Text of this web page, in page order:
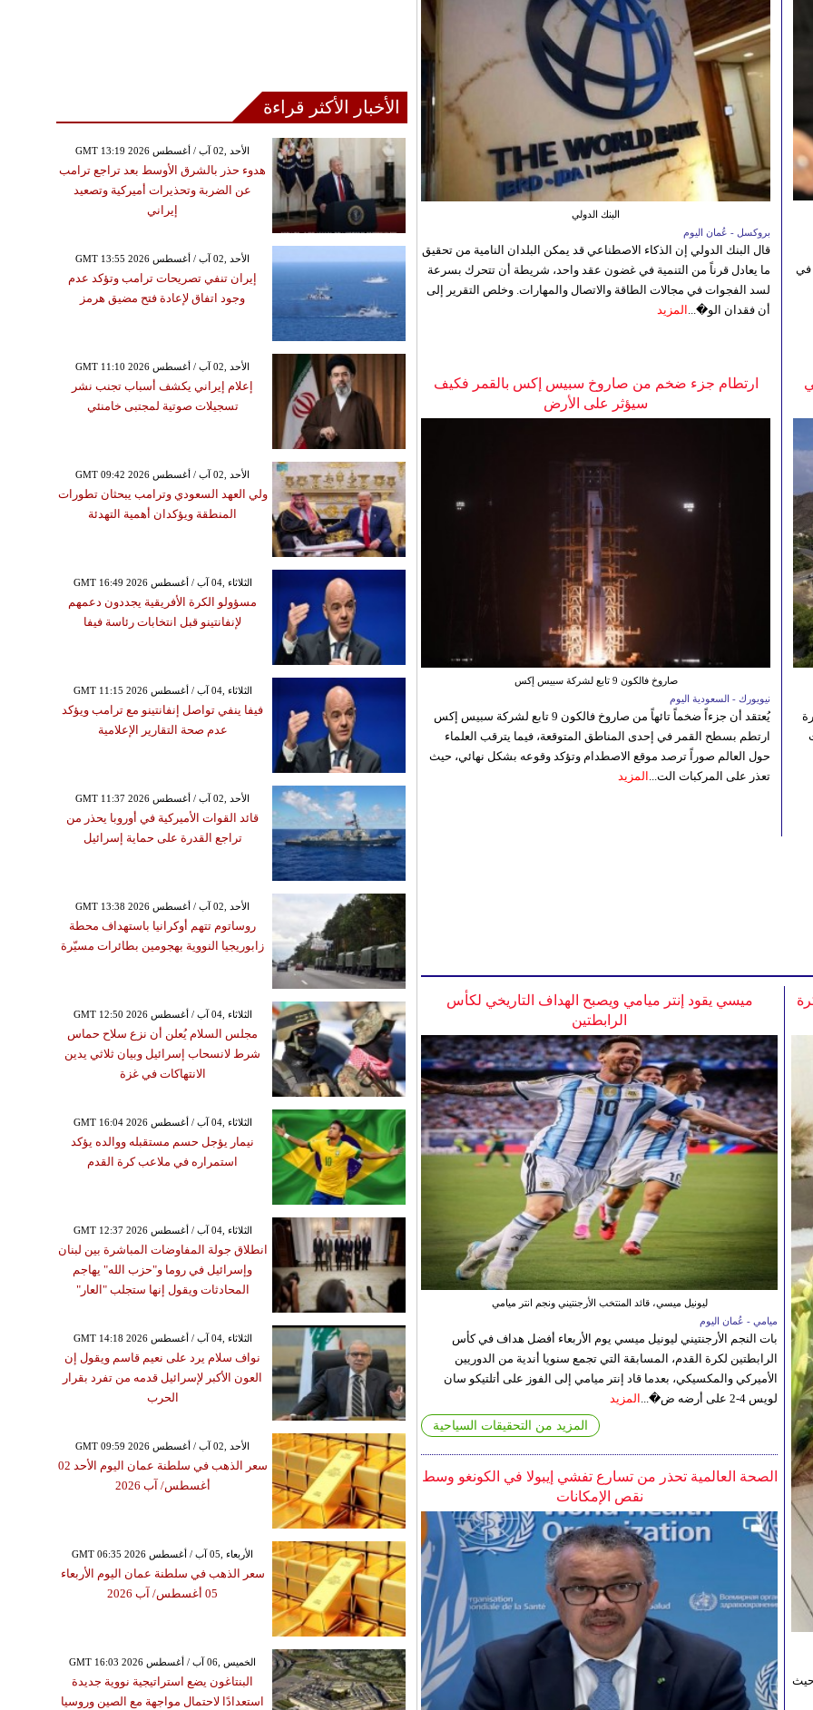
البنك الدولي
بروكسل - عُمان اليوم
قال البنك الدولي إن الذكاء الاصطناعي قد يمكن البلدان النامية من تحقيق
ما يعادل قرناً من التنمية في غضون عقد واحد، شريطة أن تتحرك بسرعة
لسد الفجوات في مجالات الطاقة والاتصال والمهارات. وخلص التقرير إلى
أن فقدان الو�... المزيد
في
ارتطام جزء ضخم من صاروخ سبيس إكس بالقمر فكيف
سيؤثر على الأرض
صاروخ فالكون 9 تابع لشركة سبيس إكس
نيويورك - السعودية اليوم
يُعتقد أن جزءاً ضخماً تائهاً من صاروخ فالكون 9 تابع لشركة سبيس إكس
ارتطم بسطح القمر في إحدى المناطق المتوقعة، فيما يترقب العلماء
حول العالم صوراً ترصد موقع الاصطدام وتؤكد وقوعه بشكل نهائي، حيث
تعذر على المركبات الت... المزيد
ميسي يقود إنتر ميامي ويصبح الهداف التاريخي لكأس
الرابطتين
ليونيل ميسي، قائد المنتخب الأرجنتيني ونجم انتر ميامي
ميامي - عُمان اليوم
بات النجم الأرجنتيني ليونيل ميسي يوم الأربعاء أفضل هداف في كأس
الرابطتين لكرة القدم، المسابقة التي تجمع سنويا أندية من الدوريين
الأميركي والمكسيكي، بعدما قاد إنتر ميامي إلى الفوز على أتلتيكو سان
لويس 4-2 على أرضه ض�...
المزيد
المزيد من التحقيقات السياحية
الصحة العالمية تحذر من تسارع تفشي إيبولا في الكونغو وسط
نقص الإمكانات
حيث
الأخبار الأكثر قراءة
GMT 13:19 2026 الأحد ,02 آب / أغسطس
هدوء حذر بالشرق الأوسط بعد تراجع ترامب
عن الضربة وتحذيرات أميركية وتصعيد
إيراني
GMT 13:55 2026 الأحد ,02 آب / أغسطس
إيران تنفي تصريحات ترامب وتؤكد عدم
وجود اتفاق لإعادة فتح مضيق هرمز
GMT 11:10 2026 الأحد ,02 آب / أغسطس
إعلام إيراني يكشف أسباب تجنب نشر
تسجيلات صوتية لمجتبى خامنئي
GMT 09:42 2026 الأحد ,02 آب / أغسطس
ولي العهد السعودي وترامب يبحثان تطورات
المنطقة ويؤكدان أهمية التهدئة
GMT 16:49 2026 الثلاثاء ,04 آب / أغسطس
مسؤولو الكرة الأفريقية يجددون دعمهم
لإنفانتينو قبل انتخابات رئاسة فيفا
GMT 11:15 2026 الثلاثاء ,04 آب / أغسطس
فيفا ينفي تواصل إنفانتينو مع ترامب ويؤكد
عدم صحة التقارير الإعلامية
GMT 11:37 2026 الأحد ,02 آب / أغسطس
قائد القوات الأميركية في أوروبا يحذر من
تراجع القدرة على حماية إسرائيل
GMT 13:38 2026 الأحد ,02 آب / أغسطس
روساتوم تتهم أوكرانيا باستهداف محطة
زابوريجيا النووية بهجومين بطائرات مسيّرة
GMT 12:50 2026 الثلاثاء ,04 آب / أغسطس
مجلس السلام يُعلن أن نزع سلاح حماس
شرط لانسحاب إسرائيل وبيان ثلاثي يدين
الانتهاكات في غزة
GMT 16:04 2026 الثلاثاء ,04 آب / أغسطس
نيمار يؤجل حسم مستقبله ووالده يؤكد
استمراره في ملاعب كرة القدم
GMT 12:37 2026 الثلاثاء ,04 آب / أغسطس
انطلاق جولة المفاوضات المباشرة بين لبنان
وإسرائيل في روما و"حزب الله" يهاجم
المحادثات ويقول إنها ستجلب "العار"
GMT 14:18 2026 الثلاثاء ,04 آب / أغسطس
نواف سلام يرد على نعيم قاسم ويقول إن
العون الأكبر لإسرائيل قدمه من تفرد بقرار
الحرب
GMT 09:59 2026 الأحد ,02 آب / أغسطس
سعر الذهب في سلطنة عمان اليوم الأحد 02
أغسطس/ آب 2026
GMT 06:35 2026 الأربعاء ,05 آب / أغسطس
سعر الذهب في سلطنة عمان اليوم الأربعاء
05 أغسطس/ آب 2026
GMT 16:03 2026 الخميس ,06 آب / أغسطس
البنتاغون يضع استراتيجية نووية جديدة
استعدادًا لاحتمال مواجهة مع الصين وروسيا